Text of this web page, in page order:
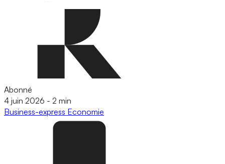
Abonné
4 juin 2026 - 2 min
Business-express Economie